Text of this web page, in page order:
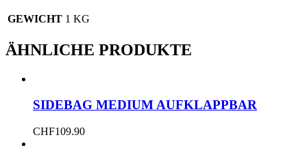
GEWICHT 1 KG
ÄHNLICHE PRODUKTE
SIDEBAG MEDIUM AUFKLAPPBAR
CHF109.90